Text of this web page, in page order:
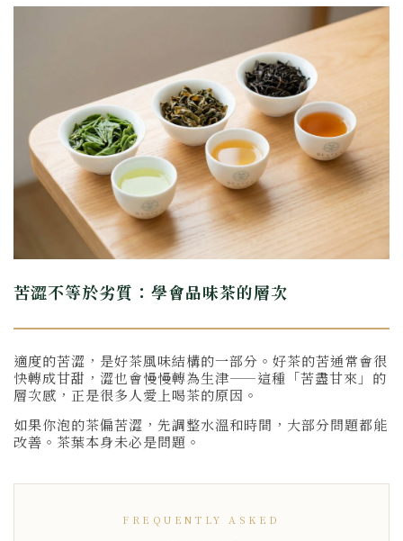
苦澀不等於劣質：學會品味茶的層次
適度的苦澀，是好茶風味結構的一部分。好茶的苦通常會很
快轉成甘甜，澀也會慢慢轉為生津——這種「苦盡甘來」的
層次感，正是很多人愛上喝茶的原因。
如果你泡的茶偏苦澀，先調整水溫和時間，大部分問題都能
改善。茶葉本身未必是問題。
FREQUENTLY ASKED